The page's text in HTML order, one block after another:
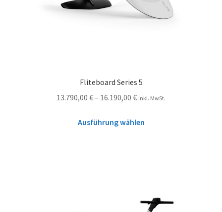
Fliteboard Series 5
13.790,00 €– 16.190,00 € inkl. MwSt.
Ausführung wählen